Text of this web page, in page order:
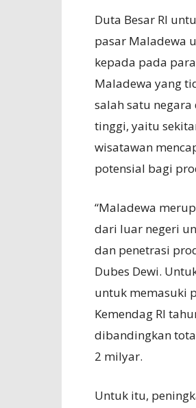
Duta Besar RI
pasar Maladewa
kepada pada
Maladewa yang
salah satu
tinggi, yaitu
wisatawan
potensial bagi
“Maladewa
dari luar negeri
dan penetrasi
Dubes Dewi.
untuk memasuki
Kemendag RI
dibandingkan
2 milyar.
Untuk itu,